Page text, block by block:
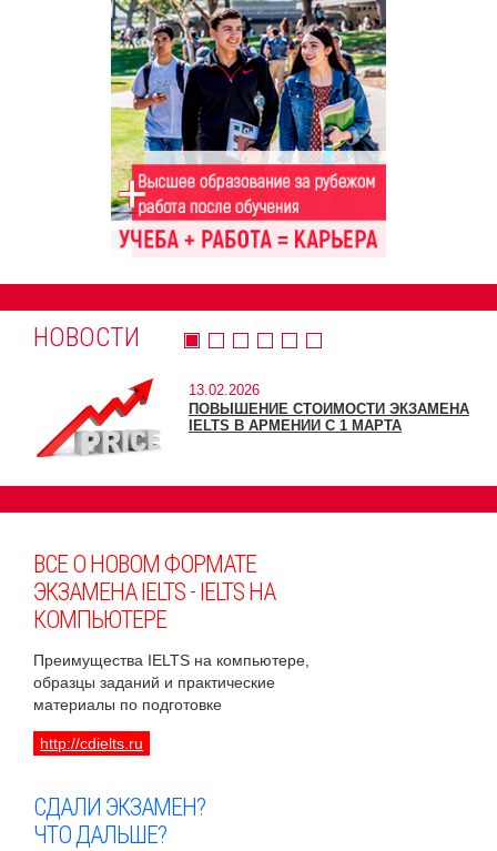
НОВОСТИ
13.02.2026
ПОВЫШЕНИЕ СТОИМОСТИ ЭКЗАМЕНА
IELTS В АРМЕНИИ С 1 МАРТА
ВСЕ О НОВОМ ФОРМАТЕ
ЭКЗАМЕНА IELTS - IELTS НА
КОМПЬЮТЕРЕ
Преимущества IELTS на компьютере,
образцы заданий и практические
материалы по подготовке
http://cdielts.ru
СДАЛИ ЭКЗАМЕН?
ЧТО ДАЛЬШЕ?